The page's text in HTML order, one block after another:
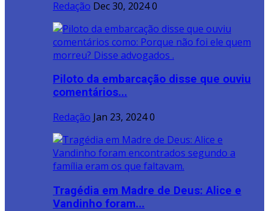
Redação Dec 30, 20240
Piloto da embarcação disse que ouviu
comentários...
Redação Jan 23, 20240
Tragédia em Madre de Deus: Alice e
Vandinho foram...